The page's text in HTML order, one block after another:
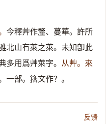
今釋艸作釐、蔓華。許所
北山有萊之萊。未知卽此
多用爲艸萊字。 从艸。來
一部。籒文作？。
反馈